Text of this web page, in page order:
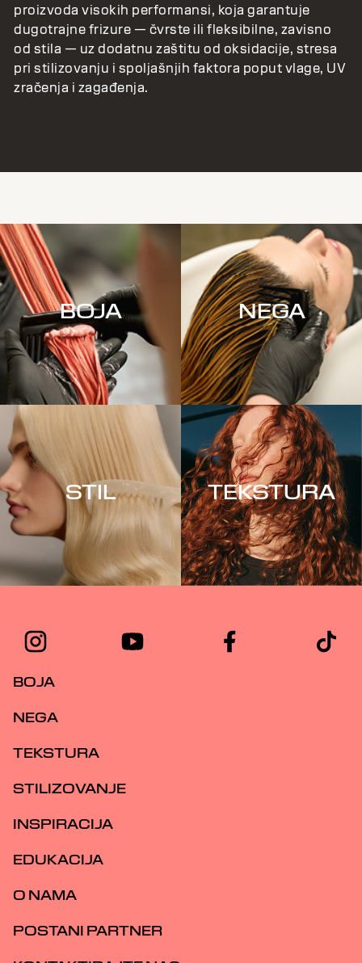
proizvoda visokih performansi, koja garantuje
dugotrajne frizure — čvrste ili fleksibilne, zavisno
od stila — uz dodatnu zaštitu od oksidacije, stresa
pri stilizovanju i spoljašnjih faktora poput vlage, UV
zračenja i zagađenja.
BOJA NEGA
STIL TEKSTURA
BOJA
NEGA
TEKSTURA
STILIZOVANJE
INSPIRACIJA
EDUKACIJA
O NAMA
POSTANI PARTNER